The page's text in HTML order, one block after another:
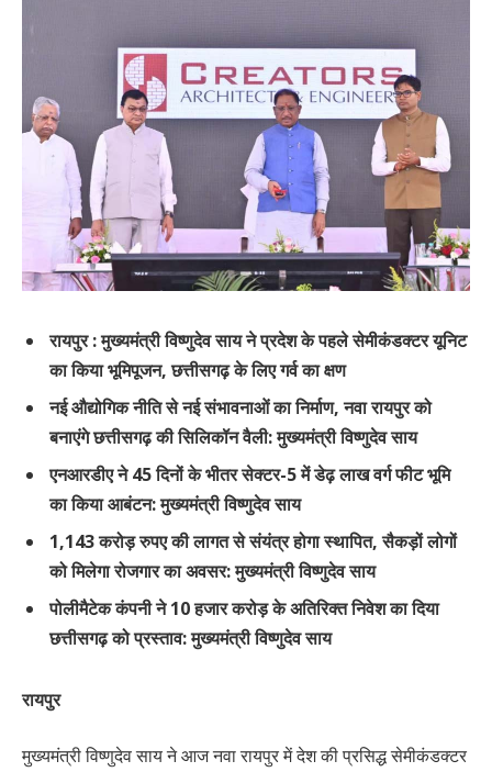
रायपुर : मुख्यमंत्री विष्णुदेव साय ने प्रदेश के पहले सेमीकंडक्टर यूनिट
का किया भूमिपूजन, छत्तीसगढ़ के लिए गर्व का क्षण
नई औद्योगिक नीति से नई संभावनाओं का निर्माण, नवा रायपुर को
बनाएंगे छत्तीसगढ़ की सिलिकॉन वैली: मुख्यमंत्री विष्णुदेव साय
एनआरडीए ने 45 दिनों के भीतर सेक्टर-5 में डेढ़ लाख वर्ग फीट भूमि
का किया आबंटन: मुख्यमंत्री विष्णुदेव साय
1,143 करोड़ रुपए की लागत से संयंत्र होगा स्थापित, सैकड़ों लोगों
को मिलेगा रोजगार का अवसर: मुख्यमंत्री विष्णुदेव साय
पोलीमैटेक कंपनी ने 10 हजार करोड़ के अतिरिक्त निवेश का दिया
छत्तीसगढ़ को प्रस्ताव: मुख्यमंत्री विष्णुदेव साय
रायपुर
मुख्यमंत्री विष्णुदेव साय ने आज नवा रायपुर में देश की प्रसिद्ध सेमीकंडक्टर